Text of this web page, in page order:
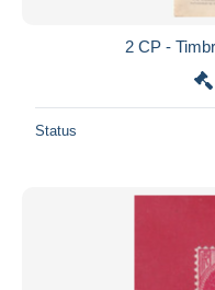
2 CP -
Status